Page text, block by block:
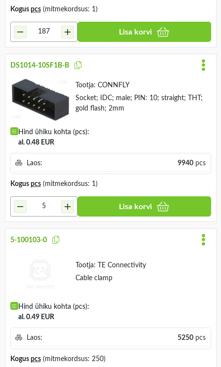
Kogus pcs(mitmekordsus: 1)
Lisa korvi
DS1014-10SF1B-B
Tootja: CONNFLY
Socket; IDC; male; PIN: 10; straight; THT;
gold flash; 2mm
Hind ühiku kohta (pcs):
al. 0.48 EUR
Laos: 9940pcs
Kogus pcs(mitmekordsus: 1)
Lisa korvi
5-100103-0
Tootja:
TE Connectivity
Cable clamp
Hind ühiku kohta (pcs):
al. 0.49 EUR
Laos: 5250pcs
Kogus pcs(mitmekordsus: 250)